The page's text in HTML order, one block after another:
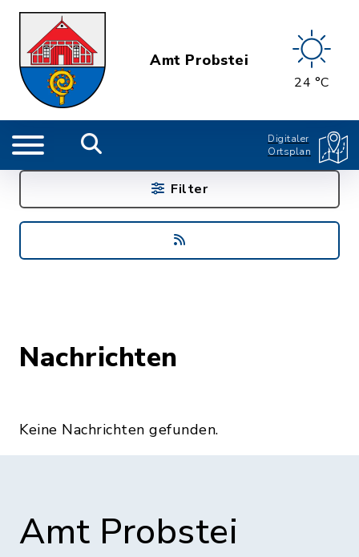
Amt Probstei
24 °C
Digitaler
Ortsplan
Nachrichten
Keine Nachrichten gefunden.
Filter
Amt Probstei